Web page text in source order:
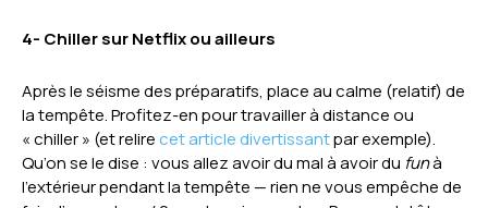
4- Chiller sur Netflix ou ailleurs
Après le séisme des préparatifs, place au calme (relatif) de
la tempête. Profitez-en pour travailler à distance ou
« chiller » (et relire cet article divertissantpar exemple).
Qu’on se le dise : vous allez avoir du mal à avoir du funà
l’extérieur pendant la tempête — rien ne vous empêche de